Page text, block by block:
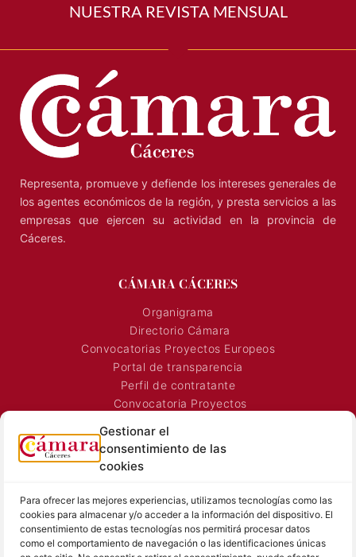
Gestionar el
consentimiento de las
cookies
Para ofrecer las mejores experiencias, utilizamos tecnologías como las
cookies para almacenar y/o acceder a la información del dispositivo. El
consentimiento de estas tecnologías nos permitirá procesar datos
como el comportamiento de navegación o las identificaciones únicas
NUESTRA REVISTA MENSUAL
Representa, promueve y defiende los intereses generales de
los agentes económicos de la región, y presta servicios a las
empresas que ejercen su actividad en la provincia de
Cáceres.
CÁMARA CÁCERES
Organigrama
Directorio Cámara
Convocatorias Proyectos Europeos
Portal de transparencia
Perfil de contratante
Convocatoria Proyectos
Señalización Comercial
Contacto
SALA DE PRENSA
Noticias Cámara
TEXTOS LEGALES
Aviso Legal